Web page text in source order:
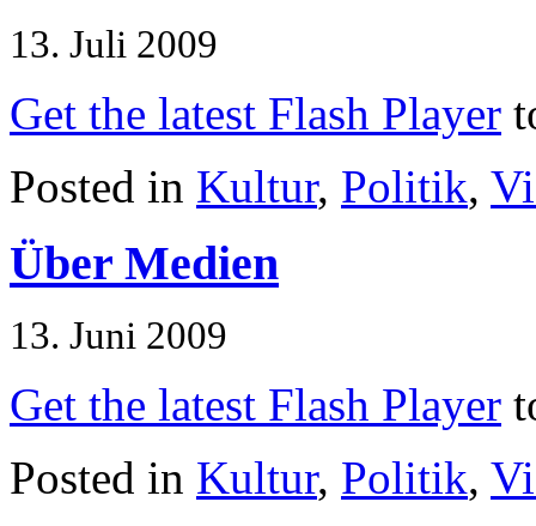
13. Juli 2009
Get the latest Flash Player
Posted in Kultur, Politik,
Über Medien
13. Juni 2009
Get the latest Flash Player
Posted in Kultur, Politik,